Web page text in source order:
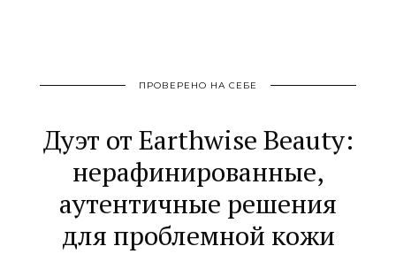
ПРОВЕРЕНО НА СЕБЕ
Дуэт от Earthwise Beauty:
нерафинированные,
аутентичные решения
для проблемной кожи